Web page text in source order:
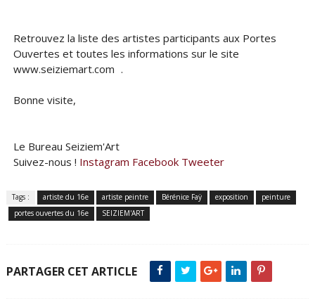
Retrouvez la liste des artistes participants aux Portes
Ouvertes et toutes les informations sur le site
www.seiziemart.com .
Bonne visite,
Le Bureau Seiziem'Art
Suivez-nous ! Instagram Facebook Tweeter
Tags : artiste du 16e artiste peintre Bérénice Faÿ exposition
peinture
portes ouvertes du 16e
SEIZIEM'ART
PARTAGER CET ARTICLE